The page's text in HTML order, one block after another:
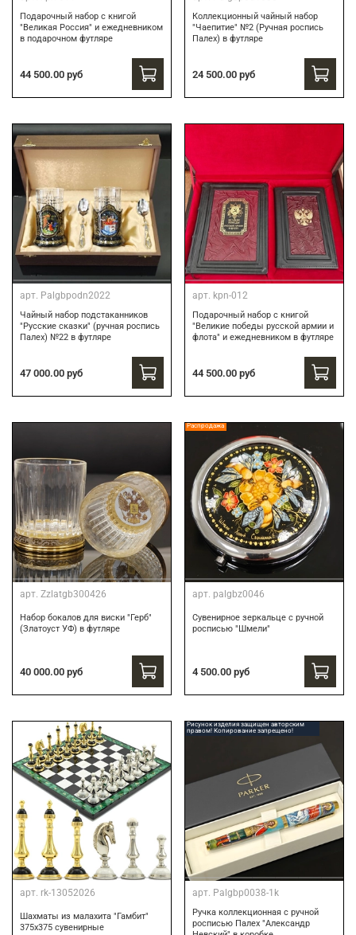
Подарочный набор с книгой
"Великая Россия" и ежедневником
в подарочном футляре
44 500.00 руб
Коллекционный чайный набор
"Чаепитие" №2 (Ручная роспись
Палех) в футляре
24 500.00 руб
арт. Palgbpodn2022
Чайный набор подстаканников
"Русские сказки" (ручная роспись
Палех) №22 в футляре
47 000.00 руб
арт. kpn-012
Подарочный набор c книгой
"Великие победы русской армии и
флота" и ежедневником в футляре
44 500.00 руб
арт. Zzlatgb300426
Набор бокалов для виски "Герб"
(Златоуст УФ) в футляре
40 000.00 руб
Распродажа
арт. palgbz0046
Сувенирное зеркальце с ручной
росписью "Шмели"
4 500.00 руб
арт. rk-13052026
Шахматы из малахита "Гамбит"
375х375 сувенирные
Рисунок изделия защищен авторским
правом! Копирование запрещено!
арт. Palgbp0038-1k
Ручка коллекционная с ручной
росписью Палех "Александр